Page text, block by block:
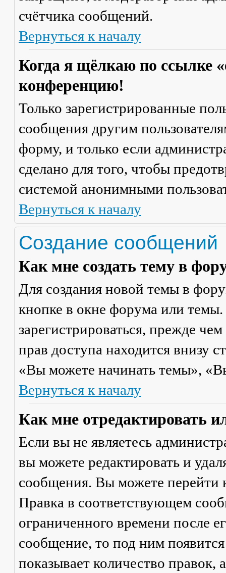
счётчика сообщений.
Вернуться к началу
Когда я щёлкаю по ссылке
конференцию!
Только зарегистрированные
сообщения другим
форму, и только если
сделано для того, чтобы
системой анонимными
Вернуться к началу
Создание сообщений
Как мне создать тему в
Для создания новой темы в
кнопке в окне форума или
зарегистрироваться, прежде
прав доступа находится внизу
«Вы можете начинать темы»,
Вернуться к началу
Как мне отредактировать
Если вы не являетесь
вы можете редактировать и
сообщения. Вы можете перейти
Правка в соответствующем
ограниченного времени после
сообщение, то под ним
показывает количество правок,